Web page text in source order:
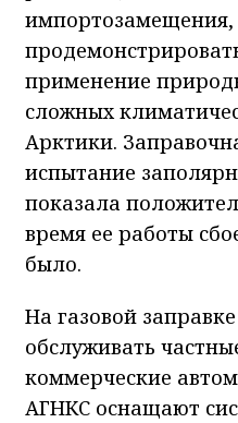
импортозамещения,
применение
сложных
Арктики.
испытание
показала
время ее работы
было.
На газовой
обслуживать
коммерческие
АГНКС оснащают